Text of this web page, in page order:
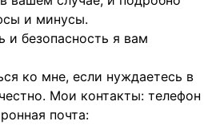
и минусы.
и безопасность я вам
ко мне, если нуждаетесь в
Мои контакты: телефон
почта: